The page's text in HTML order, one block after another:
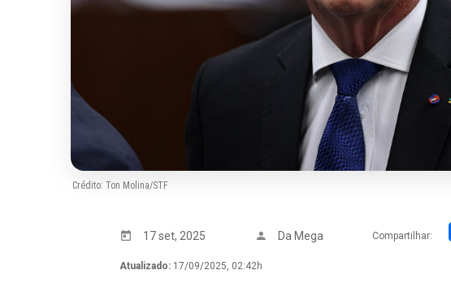
Crédito: Ton Molina/STF
17 set, 2025 Da Mega Compartilhar:
Atualizado: 17/09/2025, 02:42h